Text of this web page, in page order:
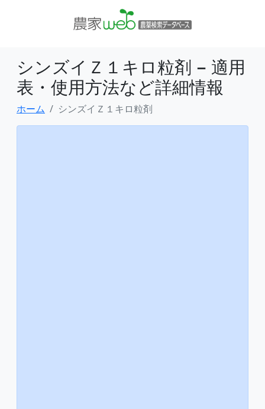
シンズイＺ１キロ粒剤 − 適用
表・使用方法など詳細情報
ホーム シンズイＺ１キロ粒剤